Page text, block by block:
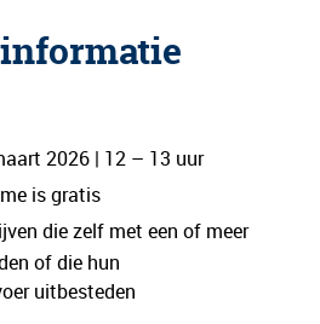
2026 | 12 – 13 uur
is gratis
die zelf met een of meer
of die hun
uitbesteden